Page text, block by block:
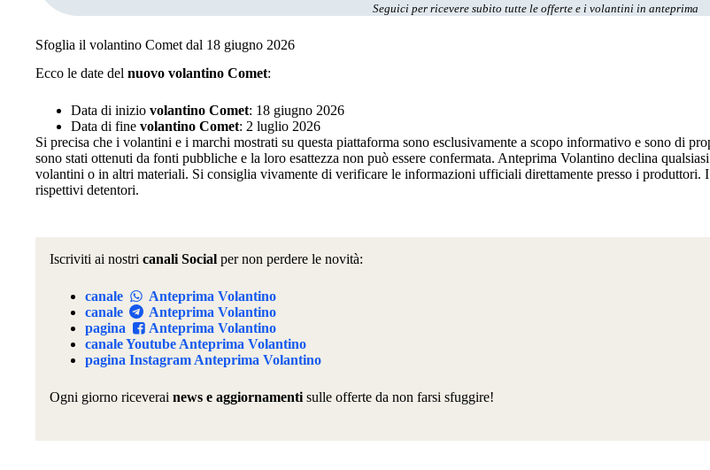
Seguici per ricevere subito tutte le offerte e i volantini in anteprima
Sfoglia il volantino Comet dal 18 giugno 2026
Ecco le date del nuovo volantino Comet:
Data di inizio volantino Comet: 18 giugno 2026
Data di fine volantino Comet: 2 luglio 2026
Si precisa che i volantini e i marchi mostrati su questa piattaforma sono esclusivamente a scopo informativo e sono di
sono stati ottenuti da fonti pubbliche e la loro esattezza non può essere confermata. Anteprima Volantino declina
volantini o in altri materiali. Si consiglia vivamente di verificare le informazioni ufficiali direttamente presso i produttori.
rispettivi detentori.
Iscriviti ai nostri canali Social per non perdere le novità:
canale
Anteprima Volantino
canale
Anteprima Volantino
pagina
Anteprima Volantino
canale Youtube Anteprima Volantino
pagina Instagram Anteprima Volantino
Ogni giorno riceverai news e aggiornamentisulle offerte da non farsi sfuggire!